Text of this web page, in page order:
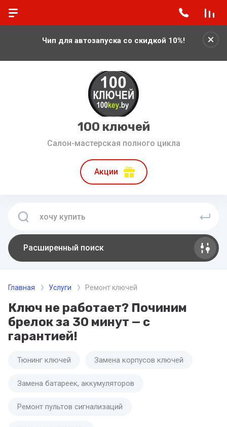
Чип для автозапуска со скидкой 10%!
100 ключей
Салон-мастерская полного цикла
Акции
Расширенный поиск
Главная Услуги Ремонт ключей
Ключ не работает? Починим
брелок за 30 минут — с
гарантией!
Тюнинг ключей Замена корпусов ключей
Замена батареек, аккумуляторов
Ремонт пультов сигнализаций